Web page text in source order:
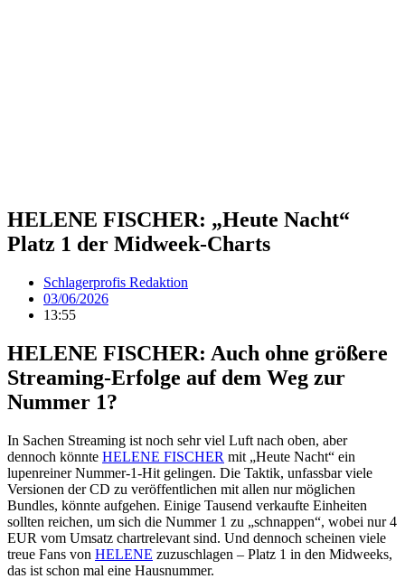
HELENE FISCHER: „Heute Nacht“
Platz 1 der Midweek-Charts
Schlagerprofis Redaktion
03/06/2026
13:55
HELENE FISCHER: Auch ohne größere
Streaming-Erfolge auf dem Weg zur
Nummer 1?
In Sachen Streaming ist noch sehr viel Luft nach oben, aber
dennoch könnte HELENE FISCHER mit „Heute Nacht“ ein
lupenreiner Nummer-1-Hit gelingen. Die Taktik, unfassbar viele
Versionen der CD zu veröffentlichen mit allen nur möglichen
Bundles, könnte aufgehen. Einige Tausend verkaufte Einheiten
sollten reichen, um sich die Nummer 1 zu „schnappen“, wobei nur 4
EUR vom Umsatz chartrelevant sind. Und dennoch scheinen viele
treue Fans von HELENE zuzuschlagen – Platz 1 in den Midweeks,
das ist schon mal eine Hausnummer.